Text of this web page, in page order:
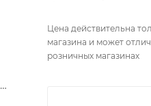
Цена действительна
магазина и может
розничных магазинах